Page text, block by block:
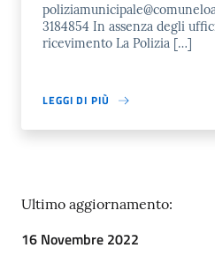
3184854 In assenza degli
ricevimento La Polizia […]
LEGGI DI PIÙ
Ultimo aggiornamento:
16 Novembre 2022